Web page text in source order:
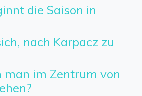
die Saison in
nach Karpacz zu
man im Zentrum von